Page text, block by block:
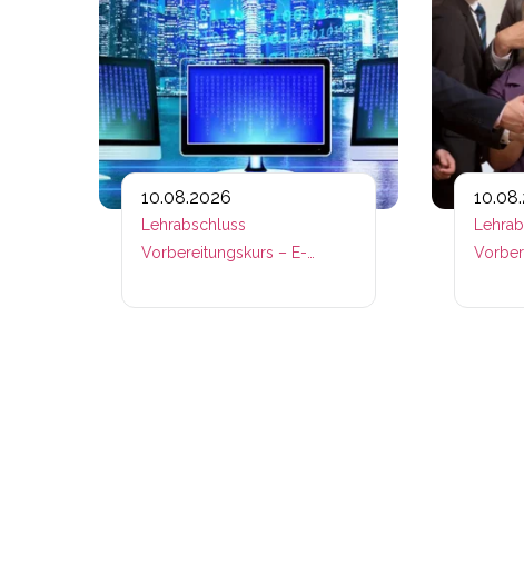
10.08.2026
Lehrabschluss
Vorbereitungskurs – E-